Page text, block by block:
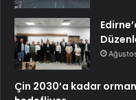
Çin 2030’a kadar